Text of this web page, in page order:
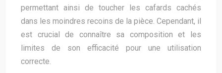
permettant ainsi de toucher les cafards cachés
dans les moindres recoins de la pièce. Cependant, il
est crucial de connaître sa composition et les
limites de son efficacité pour une utilisation
correcte.